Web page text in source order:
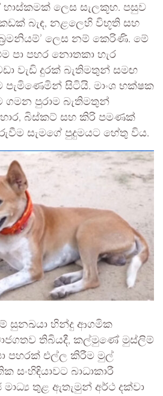
ලෙස සැලකූහ. පසුව
බැඳ, නළලෙහි විභූති සහ
ලෙස නම් කෙරිණි. මේ
පා පහර නොතකා හැර
වැඩි දුරක් බැතිමතුන් සමඟ
සිටියි. මාංශ භක්ෂක
ගමන පුරාම බැතිමතුන්
බිස්කට් සහ කිරි පමණක්
සැමගේ පුදුමයට හේතු විය.
සුනඛයා හින්දු ආගමික
තිබියදී, කල්මුණේ මුස්ලිම්
පහරක් එල්ල කිරීම මුල්
සංහිඳියාවට බාධාකාරී
මාධ්‍ය තුළ ඇතැමුන් අර්ථ දක්වා